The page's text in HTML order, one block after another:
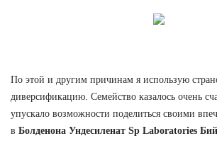
По этой и другим причинам я использую
диверсификацию. Семейство казалось очень
упускало возможности поделиться своими
в Болденона Ундесиленат Sp Laboratories